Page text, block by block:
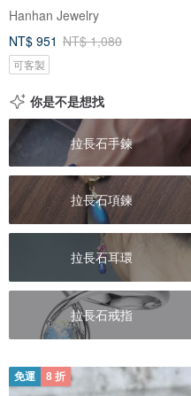
Hanhan Jewelry
NT$ 951 NT$ 1,080
可客製
你是不是想找
拉長石手鍊
拉長石項鍊
拉長石耳環
拉長石戒指
免運 8 折